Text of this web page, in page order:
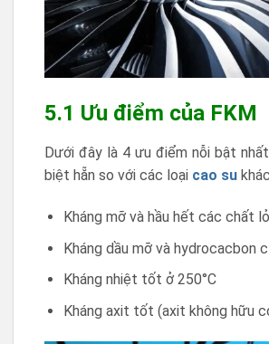
5.1 Ưu điểm của FKM
Dưới đây là 4 ưu điểm nỗi bật
biệt hẵn so với các loại cao su khác
Kháng mỡ và hầu hết các chất
Kháng dầu mỡ và hydrocacbon
Kháng nhiệt tốt ở 250°C
Kháng axit tốt (axit không hữu